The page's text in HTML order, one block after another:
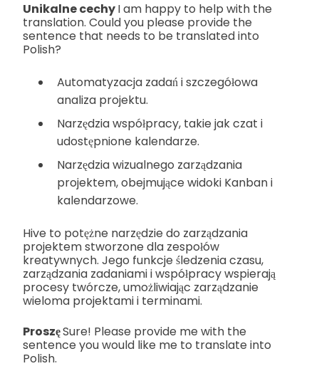
Unikalne cechyI am happy to help with the
translation. Could you please provide the
sentence that needs to be translated into
Polish?
Automatyzacja zadań i szczegółowa
analiza projektu.
Narzędzia współpracy, takie jak czat i
udostępnione kalendarze.
Narzędzia wizualnego zarządzania
projektem, obejmujące widoki Kanban i
kalendarzowe.
Hive to potężne narzędzie do zarządzania
projektem stworzone dla zespołów
kreatywnych. Jego funkcje śledzenia czasu,
zarządzania zadaniami i współpracy wspierają
procesy twórcze, umożliwiając zarządzanie
wieloma projektami i terminami.
ProszęSure! Please provide me with the
sentence you would like me to translate into
Polish.